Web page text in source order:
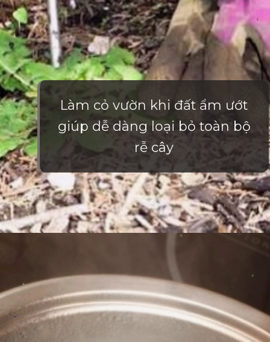
Làm cỏ vườn khi đất ẩm ướt
giúp dễ dàng loại bỏ toàn bộ
rễ cây